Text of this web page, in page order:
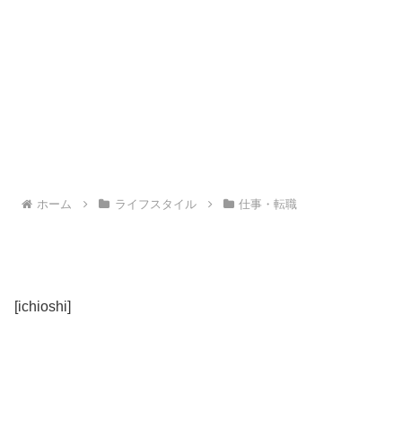
ホーム ライフスタイル 仕事・転職
[ichioshi]